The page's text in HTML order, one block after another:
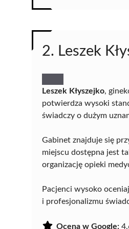
2. Leszek
Leszek Kłyszejko,
potwierdza wysoki
świadczy o dużym
Gabinet znajduje się
miejscu dostępna jest
organizację opieki
Pacjenci wysoko
i profesjonalizmu
Ocena w Google: